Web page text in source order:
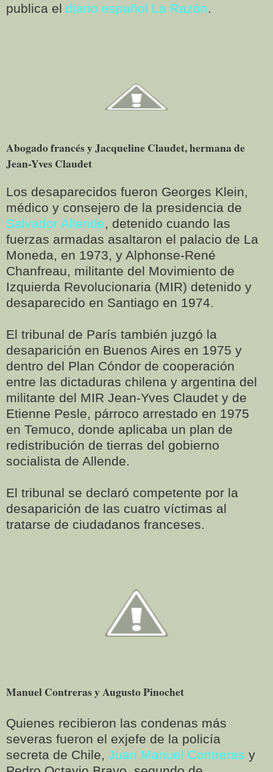
publica el diario español La Razón.
Abogado francés y Jacqueline Claudet, hermana de
Jean-Yves Claudet
Los desaparecidos fueron Georges Klein,
médico y consejero de la presidencia de
Salvador Allende, detenido cuando las
fuerzas armadas asaltaron el palacio de La
Moneda, en 1973, y Alphonse-René
Chanfreau, militante del Movimiento de
Izquierda Revolucionaria (MIR) detenido y
desaparecido en Santiago en 1974.
El tribunal de París también juzgó la
desaparición en Buenos Aires en 1975 y
dentro del Plan Cóndor de cooperación
entre las dictaduras chilena y argentina del
militante del MIR Jean-Yves Claudet y de
Etienne Pesle, párroco arrestado en 1975
en Temuco, donde aplicaba un plan de
redistribución de tierras del gobierno
socialista de Allende.
El tribunal se declaró competente por la
desaparición de las cuatro víctimas al
tratarse de ciudadanos franceses.
Manuel Contreras y Augusto Pinochet
Quienes recibieron las condenas más
severas fueron el exjefe de la policía
secreta de Chile, Juan Manuel Contreras y